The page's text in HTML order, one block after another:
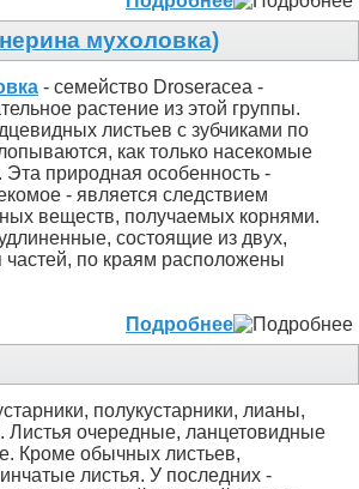
мухоловка)
- семейство Droseracea -
растение из этой группы.
листьев с зубчиками по
как только насекомые
Эта природная особенность -
- является следствием
веществ, получаемых корнями.
состоящие из двух,
по краям расположены
Подробнее
полукустарники, лианы,
Листья очередные, ланцетовидные
Кроме обычных листьев,
листья. У последних -